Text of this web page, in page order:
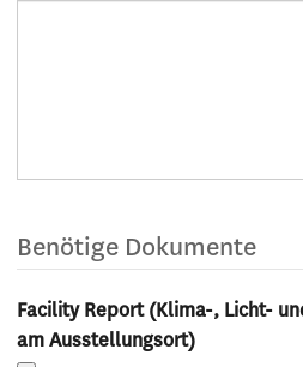
Benötige Dokumente
Facility Report (Klima-, Licht-
am Ausstellungsort)